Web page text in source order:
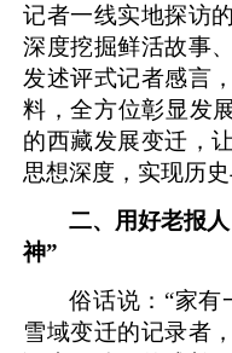
记者一线实地探访
深度挖掘鲜活故事
发述评式记者感言
料，全方位彰显发
的西藏发展变迁，
思想深度，实现历史
二、用好老报
神”
俗话说： “家有
雪域变迁的记录者